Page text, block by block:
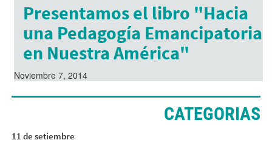
Presentamos el libro "Hacia
una Pedagogía Emancipatoria
en Nuestra América"
Noviembre 7, 2014
CATEGORIAS
11 de setiembre